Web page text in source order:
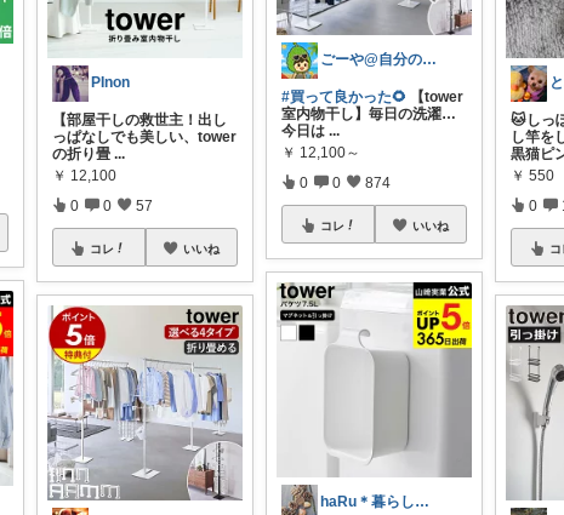
PInon
【部屋干しの救世主！出し
っぱなしでも美しい、tower
の折り畳 ...
￥ 12,100
0 0 57
コレ いいね
ごーや@自分の機嫌は自分でとる人🌻
#買って良かった🌻 【tower
室内物干し】毎日の洗濯…
今日は ...
￥ 12,100～
0 0 874
コレ いいね
haRu＊暮らし・こども・美容
🐱しっ
し竿を
黒猫ピ
￥ 550
0
コ